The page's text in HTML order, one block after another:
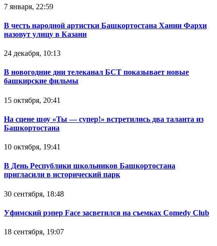
7 января, 22:59
В честь народной артистки Башкортостана Хании Фархи
назовут улицу в Казани
24 декабря, 10:13
В новогодние дни телеканал БСТ показывает новые
башкирские фильмы
15 октября, 20:41
На сцене шоу «Ты — супер!» встретились два таланта из
Башкортостана
10 октября, 19:41
В День Республики школьников Башкортостана
пригласили в исторический парк
30 сентября, 18:48
Уфимский рэпер Face засветился на съемках Comedy Club
18 сентября, 19:07